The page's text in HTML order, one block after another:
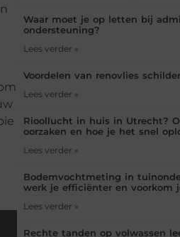
Waar moet je op letten bij
ondersteuning?
Lees verder »
Voordelen van renovlies
Lees verder »
Rioollucht in huis in Utrecht?
oorzaken en hoe je het snel
Lees verder »
Bodemvochtmeting in
werk je efficiënter en voorkom
Lees verder »
Rechte tanden op volwassen